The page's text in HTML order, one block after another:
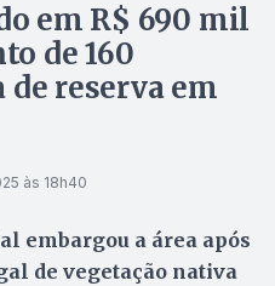
em R$ 690 mil
de 160
de reserva em
às 18h40
embargou a área após
de vegetação nativa